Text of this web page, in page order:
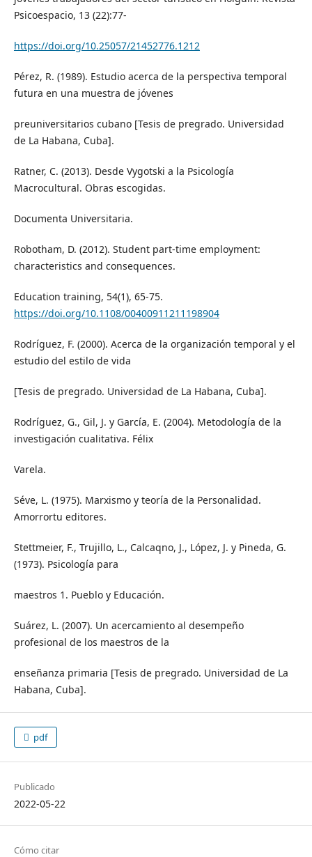
Psicoespacio, 13 (22):77-
https://doi.org/10.25057/21452776.1212
Pérez, R. (1989). Estudio acerca de la perspectiva temporal
futura en una muestra de jóvenes
preuniversitarios cubano [Tesis de pregrado. Universidad
de La Habana, Cuba].
Ratner, C. (2013). Desde Vygotski a la Psicología
Macrocultural. Obras escogidas.
Documenta Universitaria.
Robotham, D. (2012). Student part-time employment:
characteristics and consequences.
Education training, 54(1), 65-75.
https://doi.org/10.1108/00400911211198904
Rodríguez, F. (2000). Acerca de la organización temporal y el
estudio del estilo de vida
[Tesis de pregrado. Universidad de La Habana, Cuba].
Rodríguez, G., Gil, J. y García, E. (2004). Metodología de la
investigación cualitativa. Félix
Varela.
Séve, L. (1975). Marxismo y teoría de la Personalidad.
Amorrortu editores.
Stettmeier, F., Trujillo, L., Calcaqno, J., López, J. y Pineda, G.
(1973). Psicología para
maestros 1. Pueblo y Educación.
Suárez, L. (2007). Un acercamiento al desempeño
profesional de los maestros de la
enseñanza primaria [Tesis de pregrado. Universidad de La
Habana, Cuba].
pdf
Publicado
2022-05-22
Cómo citar